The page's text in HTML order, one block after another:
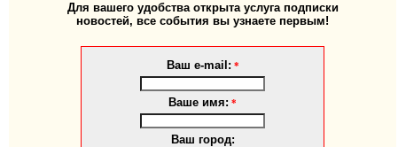
Для вашего удобства открыта услуга подписки
новостей, все события вы узнаете первым!
Ваш e-mail: *
Ваше имя: *
Ваш город: